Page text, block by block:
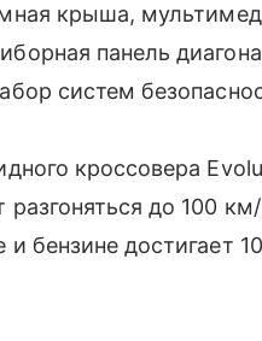
крыша,
панель
систем
кроссовера
до 100 км/
бензине достигает